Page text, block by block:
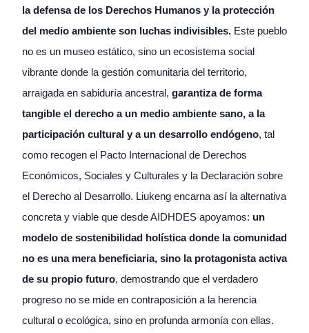
la defensa de los Derechos Humanos y la protección
del medio ambiente son luchas indivisibles. Este pueblo
no es un museo estático, sino un ecosistema social
vibrante donde la gestión comunitaria del territorio,
arraigada en sabiduría ancestral, garantiza de forma
tangible el derecho a un medio ambiente sano, a la
participación cultural y a un desarrollo endógeno, tal
como recogen el Pacto Internacional de Derechos
Económicos, Sociales y Culturales y la Declaración sobre
el Derecho al Desarrollo. Liukeng encarna así la alternativa
concreta y viable que desde AIDHDES apoyamos: un
modelo de sostenibilidad holística donde la comunidad
no es una mera beneficiaria, sino la protagonista activa
de su propio futuro, demostrando que el verdadero
progreso no se mide en contraposición a la herencia
cultural o ecológica, sino en profunda armonía con ellas.